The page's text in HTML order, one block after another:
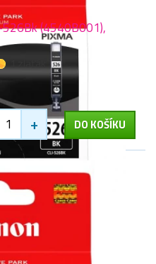
526Bk (4540B001),
+ DO KOŠÍKU